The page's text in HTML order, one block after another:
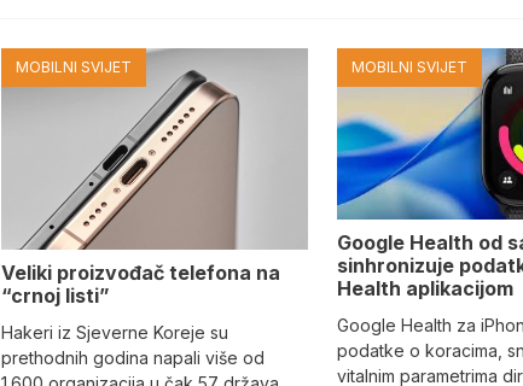
MOBILNI SVIJET
Veliki proizvođač telefona na
“crnoj listi”
Hakeri iz Sjeverne Koreje su
prethodnih godina napali više od
MOBILNI SVIJET
Google Health od
sinhronizuje
Health aplikacijom
Google Health za
podatke o koracima,
vitalnim parametrima